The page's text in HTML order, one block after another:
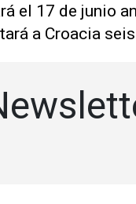
el 17 de junio
a ​Croacia